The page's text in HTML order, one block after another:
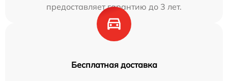
предоставляет гарантию до 3 лет.
Бесплатная доставка